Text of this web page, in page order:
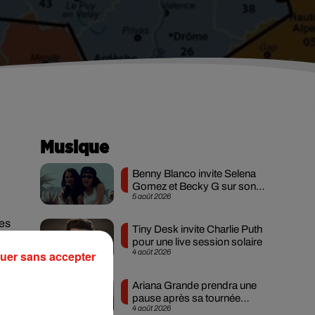
Musique
5 août 2026
Benny Blanco invite Selena
Gomez et Becky G sur son
nouveau single
4 août 2026
Tiny Desk invite Charlie Puth
pour une live session solaire
4 août 2026
Ariana Grande prendra une
pause après sa tournée
mondiale
sans accepter